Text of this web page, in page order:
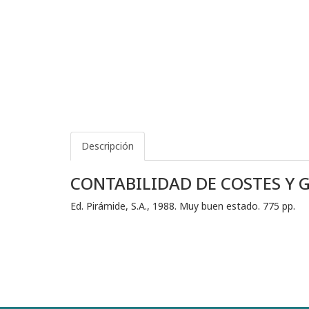
Descripción
CONTABILIDAD DE COSTES Y
Ed. Pirámide, S.A., 1988. Muy buen estado. 775 pp.